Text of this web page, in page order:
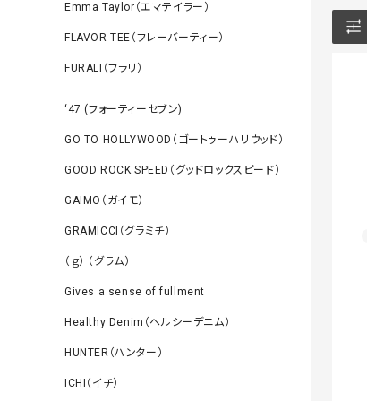
Emma Taylor（エマテイラー）
FLAVOR TEE（フレーバーティー）
FURALI（フラリ）
‘47 (フォーティーセブン)
GO TO HOLLYWOOD（ゴートゥーハリウッド）
GOOD ROCK SPEED（グッドロックスピード）
GAIMO（ガイモ）
GRAMICCI（グラミチ）
（ｇ） （グラム）
Gives a sense of fullment
Healthy Denim（ヘルシーデニム）
HUNTER（ハンター）
ICHI（イチ）